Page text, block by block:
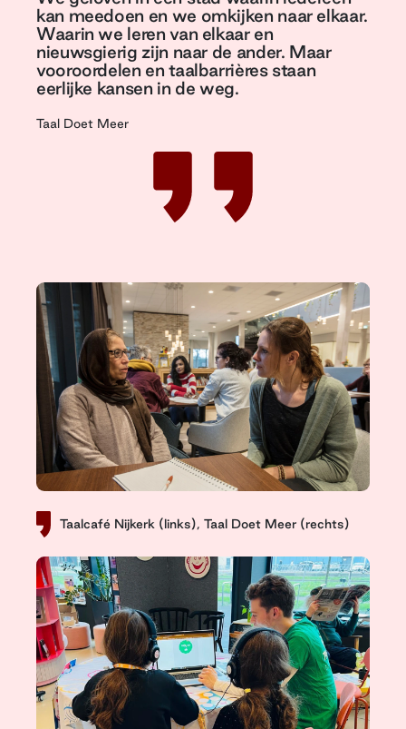
kan meedoen en we omkijken naar elkaar.
Waarin we leren van elkaar en
nieuwsgierig zijn naar de ander. Maar
vooroordelen en taalbarrières staan
eerlijke kansen in de weg.
Taal Doet Meer
Taalcafé Nijkerk (links), Taal Doet Meer (rechts)